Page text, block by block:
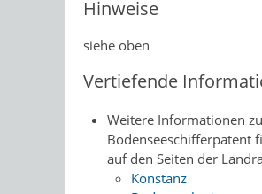
Hinweise
siehe oben
Vertiefende
Weitere Informationen
Bodenseeschifferpatent
auf den Seiten der
Konstanz